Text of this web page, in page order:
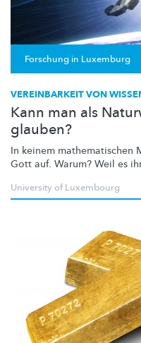
Forschung in Luxemburg
VEREINBARKEIT VON
Kann man als
glauben?
In keinem mathematischen
Gott auf. Warum? Weil es
University of Luxembourg